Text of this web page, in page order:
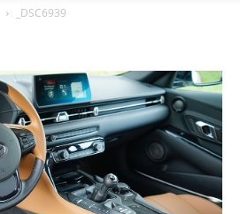
_DSC6939